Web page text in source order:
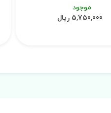
موجود
5,750,000 ریال